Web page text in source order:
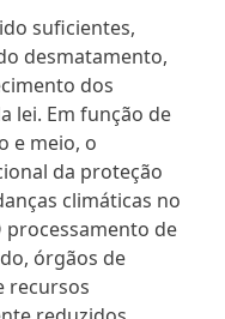
suficientes,
desmatamento,
dos
lei. Em função de
e meio, o
da proteção
climáticas no
processamento de
, órgãos de
recursos